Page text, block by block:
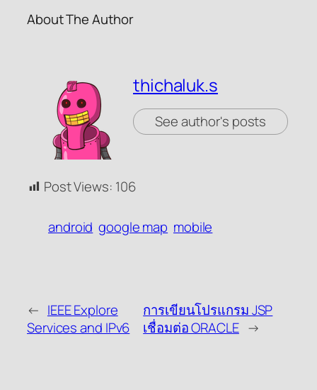
About The Author
thichaluk.s
See author's posts
Post Views: 106
android google map mobile
← IEEE Explore
Services and IPv6
การเขียนโปรแกรม JSP
เชื่อมต่อ ORACLE →